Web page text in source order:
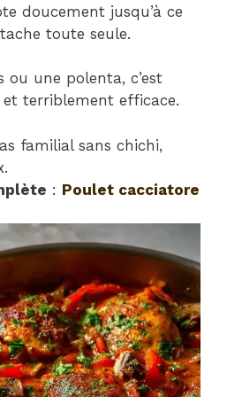
doucement jusqu’à ce
toute seule.
ou une polenta, c’est
terriblement efficace.
familial sans chichi,
: Poulet cacciatore